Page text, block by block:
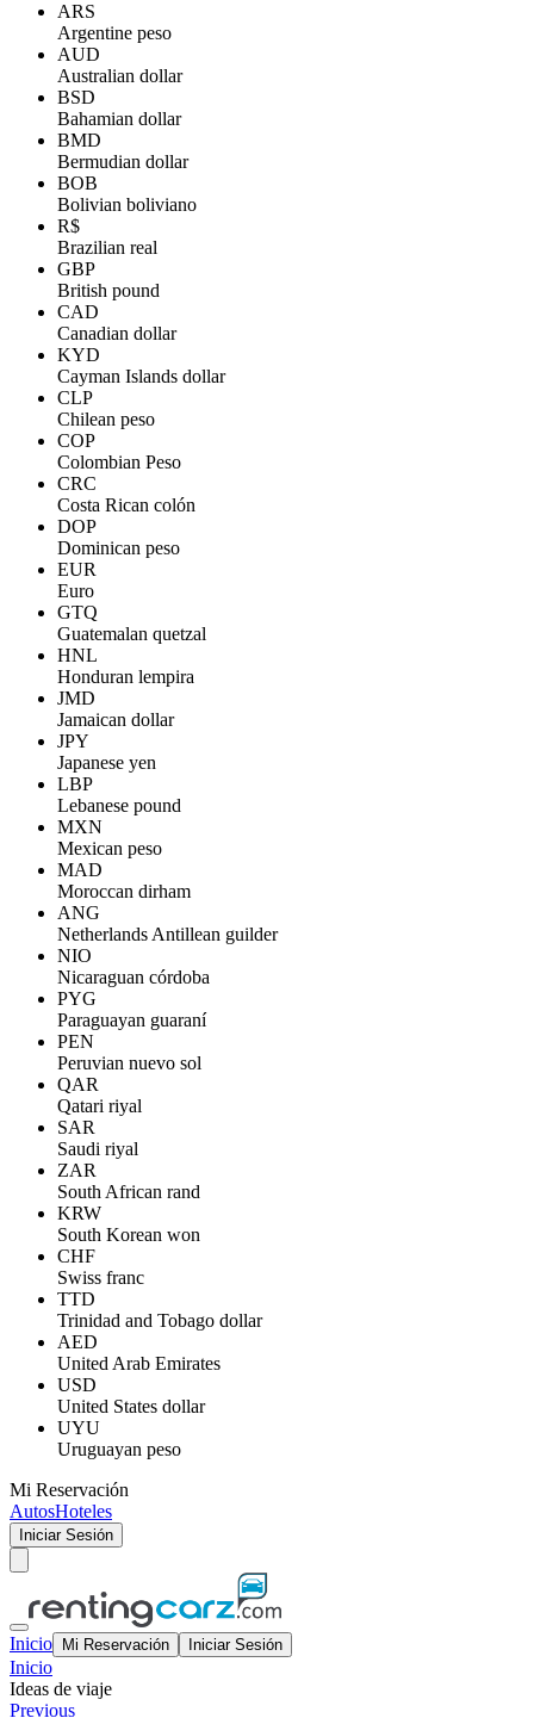
ARS
Argentine peso
AUD
Australian dollar
BSD
Bahamian dollar
BMD
Bermudian dollar
BOB
Bolivian boliviano
R$
Brazilian real
GBP
British pound
CAD
Canadian dollar
KYD
Cayman Islands dollar
CLP
Chilean peso
COP
Colombian Peso
CRC
Costa Rican colón
DOP
Dominican peso
EUR
Euro
GTQ
Guatemalan quetzal
HNL
Honduran lempira
JMD
Jamaican dollar
JPY
Japanese yen
LBP
Lebanese pound
MXN
Mexican peso
MAD
Moroccan dirham
ANG
Netherlands Antillean guilder
NIO
Nicaraguan córdoba
PYG
Paraguayan guaraní
PEN
Peruvian nuevo sol
QAR
Qatari riyal
SAR
Saudi riyal
ZAR
South African rand
KRW
South Korean won
CHF
Swiss franc
TTD
Trinidad and Tobago dollar
AED
United Arab Emirates
USD
United States dollar
UYU
Uruguayan peso
Mi Reservación
AutosHoteles
Iniciar Sesión
Inicio Mi Reservación Iniciar Sesión
Inicio
Ideas de viaje
Previous